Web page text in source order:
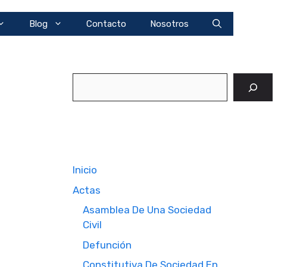
Blog Contacto Nosotros
Inicio
Actas
Asamblea De Una Sociedad
Civil
Defunción
Constitutiva De Sociedad En